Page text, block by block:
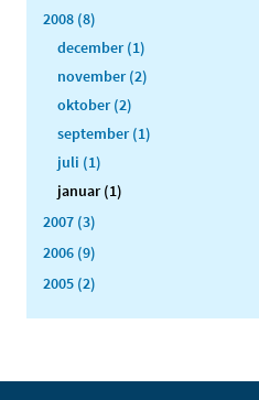
2008 (8)
december (1)
november (2)
oktober (2)
september (1)
juli (1)
januar (1)
2007 (3)
2006 (9)
2005 (2)